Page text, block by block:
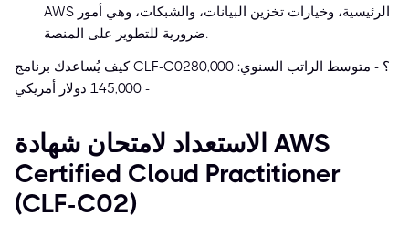
AWS الرئيسية، وخيارات تخزين البيانات، والشبكات، وهي أمور
ضرورية للتطوير على المنصة.
كيف يُساعدك برنامج CLF-C02؟ - متوسط الراتب السنوي: 80,000
- 145,000 دولار أمريكي
الاستعداد لامتحان شهادة AWS
Certified Cloud Practitioner
(CLF-C02)